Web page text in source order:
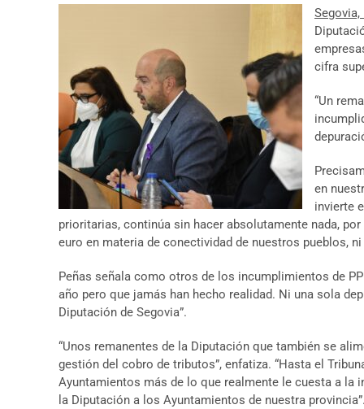
Segovia,
cifra
“Un
en
invierte
prioritarias, continúa sin hacer absolutamente nada,
euro en materia de conectividad de nuestros pueblos, ni
Peñas señala como otros de los incumplimientos de
año pero que jamás han hecho realidad. Ni una sola
Diputación de Segovia”.
“Unos remanentes de la Diputación que también se
gestión del cobro de tributos”, enfatiza. “Hasta el
Ayuntamientos más de lo que realmente le cuesta a
la Diputación a los Ayuntamientos de nuestra provincia”.